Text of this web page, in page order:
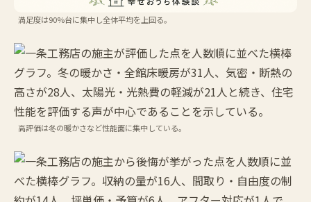
満足度は90%台に集中し全体平均を上回る。
高評価は冬の暖かさなど性能面に集中している。